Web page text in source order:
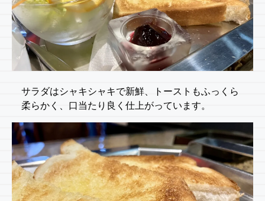
サラダはシャキシャキで新鮮、トーストもふっくら
柔らかく、口当たり良く仕上がっています。